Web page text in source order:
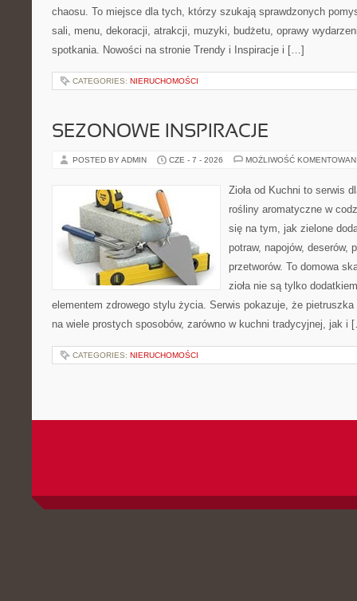
chaosu. To miejsce dla tych, którzy szukają sprawdzonych
sali, menu, dekoracji, atrakcji, muzyki, budżetu, oprawy
spotkania. Nowości na stronie Trendy i Inspiracje i […]
CATEGORIES: NIERUCHOMOŚCI
SEZONOWE INSPIRACJE
POSTED BY ADMIN CZE - 7 - 2026 MOŻLIWOŚĆ
Zioła od Kuchni to serwis
rośliny aromatyczne w
się na tym, jak zielone
potraw, napojów, deserów,
przetworów. To domowa
zioła nie są tylko
elementem zdrowego stylu życia. Serwis pokazuje, że
na wiele prostych sposobów, zarówno w kuchni tradycyjnej, jak i
CATEGORIES: NIERUCHOMOŚCI